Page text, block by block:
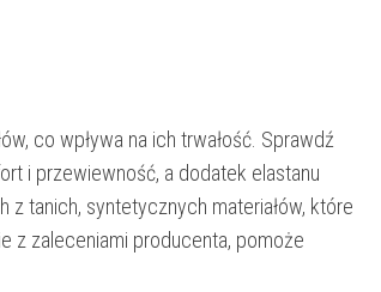
co wpływa na ich trwałość. Sprawdź
i przewiewność, a dodatek elastanu
z tanich, syntetycznych materiałów, które
z zaleceniami producenta, pomoże